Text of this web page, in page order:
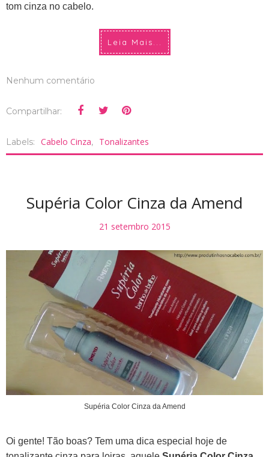
tom cinza no cabelo.
Leia Mais...
Nenhum comentário
Compartilhar:
Labels: Cabelo Cinza, Tonalizantes
Supéria Color Cinza da Amend
21 setembro 2015
Supéria Color Cinza da Amend
Oi gente! Tão boas? Tem uma dica especial hoje de